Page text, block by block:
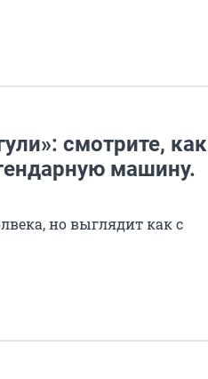
смотрите, как
машину.
но выглядит как с